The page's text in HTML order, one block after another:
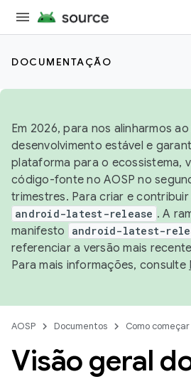
DOCUMENTAÇÃO
Em 2026, para nos alinharmos
desenvolvimento estável e
plataforma para o ecossistema,
código-fonte no AOSP no
trimestres. Para criar e contribuir
android-latest-release . A
manifesto
android-latest-
referenciar a versão mais
Para mais informações, consulte
AOSP Documentos Como começar
Visão geral